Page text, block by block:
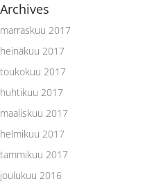
Archives
marraskuu 2017
heinäkuu 2017
toukokuu 2017
huhtikuu 2017
maaliskuu 2017
helmikuu 2017
tammikuu 2017
joulukuu 2016